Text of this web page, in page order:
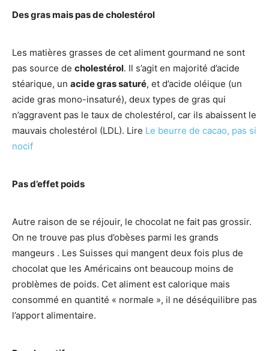
Des gras mais pas de cholestérol
Les matières grasses de cet aliment gourmand ne sont
pas source de cholestérol. Il s’agit en majorité d’acide
stéarique, un acide gras saturé, et d’acide oléique (un
acide gras mono-insaturé), deux types de gras qui
n’aggravent pas le taux de cholestérol, car ils abaissent le
mauvais cholestérol (LDL). Lire Le beurre de cacao, pas si
nocif
Pas d’effet poids
Autre raison de se réjouir, le chocolat ne fait pas grossir.
On ne trouve pas plus d’obèses parmi les grands
mangeurs . Les Suisses qui mangent deux fois plus de
chocolat que les Américains ont beaucoup moins de
problèmes de poids. Cet aliment est calorique mais
consommé en quantité « normale », il ne déséquilibre pas
l’apport alimentaire.